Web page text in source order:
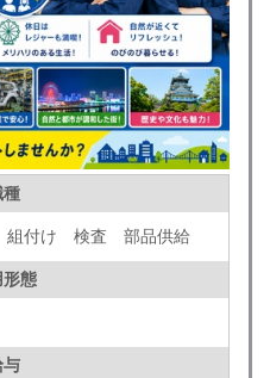
種
組付け 検査 部品供給
形態
与